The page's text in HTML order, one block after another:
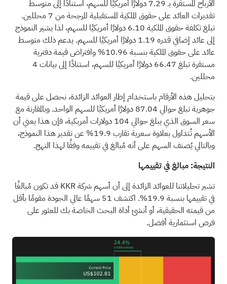
الأرباح المستقرة بـ 7.29 دولارًا أمريكيًا للسهم، استنادًا إلى متوسط
تقديرات العائد على حقوق الملكية المستقبلية المرجحة من 7 محللين.
تبلغ تكلفة حقوق الملكية 6.10 دولارًا أمريكيًا للسهم، لذا يشير النموذج
إلى عائد إضافي قدره 1.19 دولارًا أمريكيًا للسهم. يدعم ذلك متوسط
عائد على حقوق الملكية بنسبة 10.96% وافتراض قيمة دفترية
مستقرة تبلغ 66.47 دولارًا أمريكيًا للسهم، استنادًا إلى بيانات 4
محللين.
بتحليل هذه الأرقام باستخدام إطار العوائد الزائدة، نحصل على قيمة
جوهرية تبلغ حوالي 87.04 دولارًا أمريكيًا للسهم الواحد. وبالمقارنة مع
سعر السوق الذي يبلغ حوالي 104 دولارات أمريكية، فإن هذا يعني أن
الأسهم تُتداول بعلاوة سعرية تقارب 19.9% عن تقدير هذا النموذج،
وبالتالي يُصنف السهم على أنه مُبالغ في تقييمه وفقًا لهذا النهج.
النتيجة: مبالغ في تقييمها
تشير تحليلاتنا للعوائد الزائدة إلى أن أسهم شركة KKR قد تكون مُبالغًا
في تقييمها بنسبة 19.9%.
اكتشف 51 سهمًا عالي الجودة مقومًا بأقل
من قيمته الحقيقية، أوأنشئ أداة البحث الخاصة بكللعثور على
فرص استثمارية أفضل.